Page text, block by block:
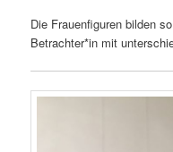
Die Frauenfiguren bilden
Betrachter*in mit